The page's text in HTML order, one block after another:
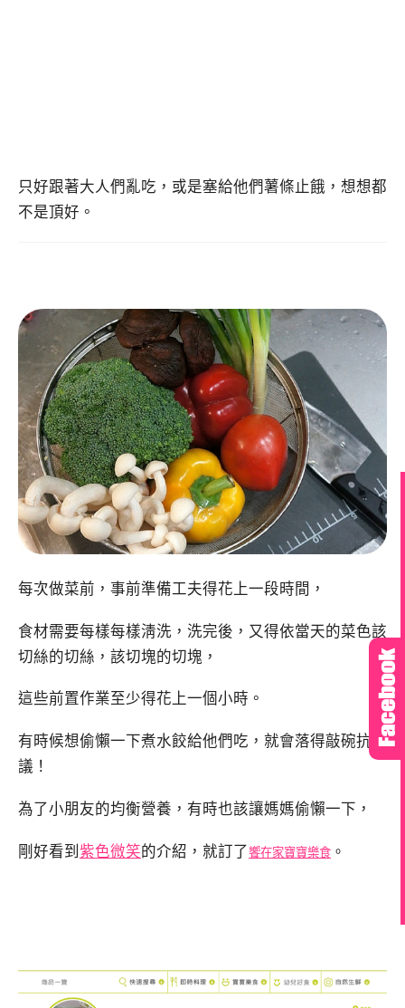
只好跟著大人們亂吃，或是塞給他們薯條止餓，想想都
不是頂好。
每次做菜前，事前準備工夫得花上一段時間，
食材需要每樣每樣淸洗，洗完後，又得依當天的菜色該
切絲的切絲，該切塊的切塊，
這些前置作業至少得花上一個小時。
有時候想偷懶一下煮水餃給他們吃，就會落得敲碗抗
議！
為了小朋友的均衡營養，有時也該讓媽媽偷懶一下，
剛好看到紫色微笑的介紹，就訂了饗在家寶寶樂食 。